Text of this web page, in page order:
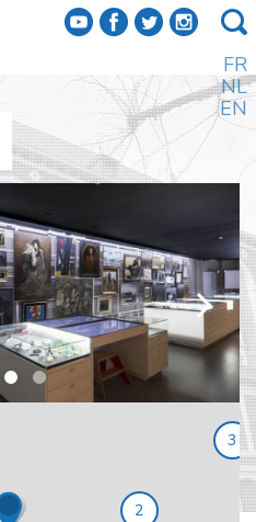
f a b e
FR
NL
EN
l
3
2